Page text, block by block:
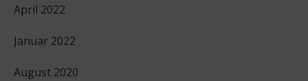
April 2022
Januar 2022
August 2020